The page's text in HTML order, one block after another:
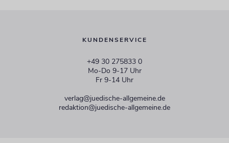
KUNDENSERVICE
+49 30 275833 0
Mo-Do 9-17 Uhr
Fr 9-14 Uhr
verlag@juedische-allgemeine.de
redaktion@juedische-allgemeine.de